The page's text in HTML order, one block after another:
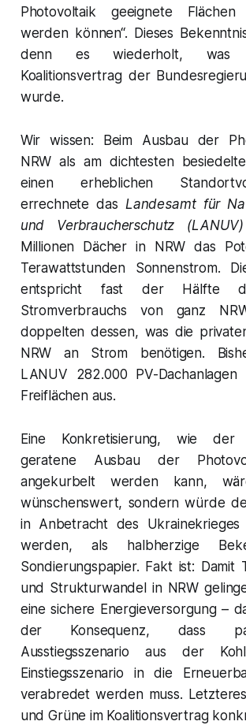
Photovoltaik geeignete
werden können“. Dieses
denn es wiederholt, was
Koalitionsvertrag der
wurde.
Wir wissen: Beim Ausbau der
NRW als am dichtesten
einen erheblichen
errechnete das Landesamt für
und Verbraucherschutz
Millionen Dächer in NRW das
Terawattstunden Sonnenstrom.
entspricht fast der Hälfte
Stromverbrauchs von ganz
doppelten dessen, was die
NRW an Strom benötigen.
LANUV 282.000 PV-
Freiflächen aus.
Eine Konkretisierung, wie der
geratene Ausbau der
angekurbelt werden kann,
wünschenswert, sondern würde
in Anbetracht des
werden, als halbherzige
Sondierungspapier. Fakt ist: Damit
und Strukturwandel in NRW
eine sichere Energieversorgung –
der Konsequenz, dass
Ausstiegsszenario aus der
Einstiegsszenario in die
verabredet werden muss.
und Grüne im Koalitionsvertrag